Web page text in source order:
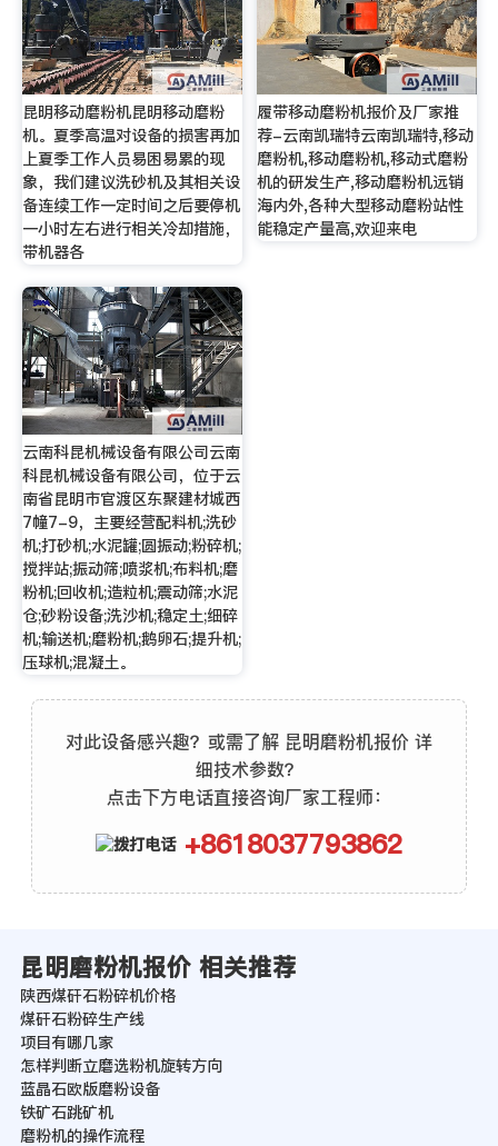
昆明移动磨粉机昆明移动磨粉
机。夏季高温对设备的损害再加
上夏季工作人员易困易累的现
象，我们建议洗砂机及其相关设
备连续工作一定时间之后要停机
一小时左右进行相关冷却措施，
带机器各
履带移动磨粉机报价及厂家推
荐-云南凯瑞特云南凯瑞特,移动
磨粉机,移动磨粉机,移动式磨粉
机的研发生产,移动磨粉机远销
海内外,各种大型移动磨粉站性
能稳定产量高,欢迎来电
云南科昆机械设备有限公司云南
科昆机械设备有限公司，位于云
南省昆明市官渡区东聚建材城西
7幢7-9，主要经营配料机;洗砂
机;打砂机;水泥罐;圆振动;粉碎机;
搅拌站;振动筛;喷浆机;布料机;磨
粉机;回收机;造粒机;震动筛;水泥
仓;砂粉设备;洗沙机;稳定土;细碎
机;输送机;磨粉机;鹅卵石;提升机;
压球机;混凝土。
对此设备感兴趣？或需了解 昆明磨粉机报价 详
细技术参数？
点击下方电话直接咨询厂家工程师：
+8618037793862
昆明磨粉机报价 相关推荐
陕西煤矸石粉碎机价格
煤矸石粉碎生产线
项目有哪几家
怎样判断立磨选粉机旋转方向
蓝晶石欧版磨粉设备
铁矿石跳矿机
磨粉机的操作流程